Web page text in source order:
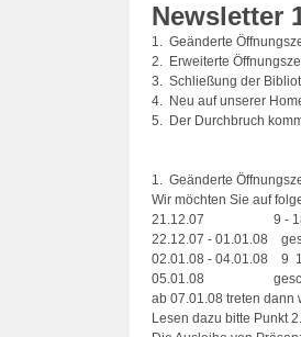
Newsletter
1. Geänderte
2. Erweiterte
3. Schließung der
4. Neu auf unserer
5. Der Durchbruch
1. Geänderte
Wir möchten Sie auf
21.12.07 9 - 18 Uhr
22.12.07 - 01.01.08
02.01.08 - 04.01.08 9 
05.01.08
ab 07.01.08 treten dann
Lesen dazu bitte Punkt 2.